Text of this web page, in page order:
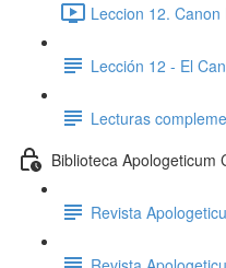
Leccion 12.
Lección 12 - El
Lecturas
Biblioteca Apologeticum
Revista